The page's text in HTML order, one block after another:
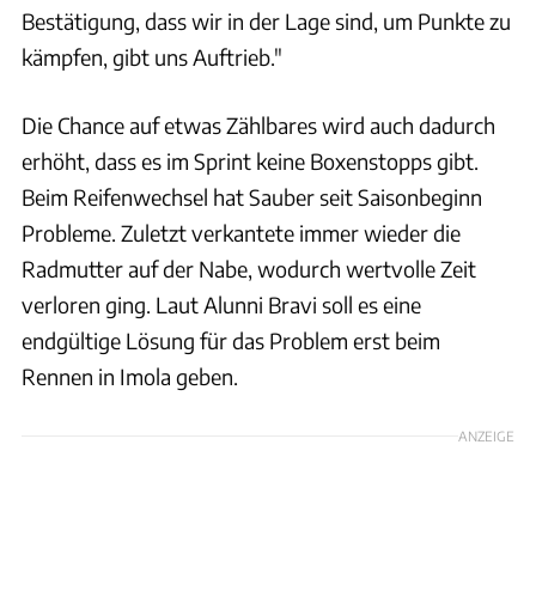
Bestätigung, dass wir in der Lage sind, um Punkte zu
kämpfen, gibt uns Auftrieb."
Die Chance auf etwas Zählbares wird auch dadurch
erhöht, dass es im Sprint keine Boxenstopps gibt.
Beim Reifenwechsel hat Sauber seit Saisonbeginn
Probleme. Zuletzt verkantete immer wieder die
Radmutter auf der Nabe, wodurch wertvolle Zeit
verloren ging. Laut Alunni Bravi soll es eine
endgültige Lösung für das Problem erst beim
Rennen in Imola geben.
ANZEIGE